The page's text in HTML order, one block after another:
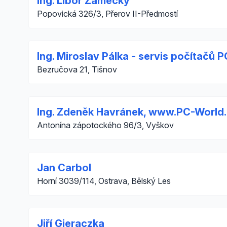
Popovická 326/3, Přerov II-Předmostí
Ing. Miroslav Pálka - servis počítačů
Bezručova 21, Tišnov
Ing. Zdeněk Havránek, www.PC-
Antonína zápotockého 96/3, Vyškov
Jan Carbol
Horní 3039/114, Ostrava, Bělský Les
Jiří Gieraczka